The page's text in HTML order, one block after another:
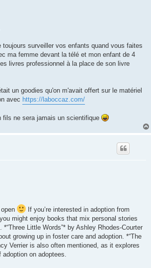
toujours surveiller vos enfants quand vous faites
ma femme devant la télé et mon enfant de 4
livres professionnel à la place de son livre
un goodies qu'on m'avait offert sur le matériel
avec https://laboccaz.com/
fils ne sera jamais un scientifique
If you’re interested in adoption from
might enjoy books that mix personal stories
Little Words”* by Ashley Rhodes-Courter
growing up in foster care and adoption. *“The
Verrier is also often mentioned, as it explores
on adoptees.